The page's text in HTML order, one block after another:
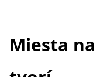
Miesta